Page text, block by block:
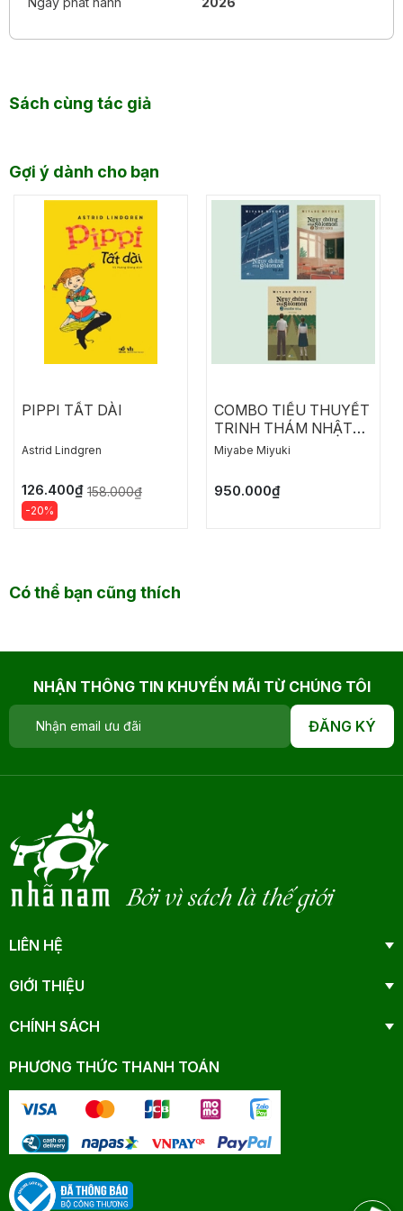
AI?
Người quan tâm tới ẩm thực nhưng muốn tìm hiểu
ngon.
Những người chuẩn bị học tập, làm việc hoặc du lịch
tại Nhật Bản, Hàn Quốc, Trung Quốc và Việt Nam.
Học sinh, sinh viên và phụ huynh đang tìm kiếm
những cuốn sách trực quan, dễ đọc và giàu kiến
thức văn hóa.
Người yêu thích sách minh họa đẹp, có thể đọc liền
mạch hoặc mở bất kỳ trang nào để khám phá.
Những ai tin rằng muốn hiểu một nền văn hóa, đôi khi
nên bắt đầu từ những điều giản dị nhất như một bữa
Bộ sách đặc biệt phù hợp với những độc giả thích học hỏi
thông qua những chi tiết đời thường, bởi nhiều khi lịch sử
và văn hóa không nằm trong những sự kiện lớn, mà hiện
diện ngay trên bàn ăn mỗi ngày.
Sách cùng tác giả
Gợi ý dành cho bạn
PIPPI TẤT DÀI
Astrid Lindgren
126.400₫ 158.000₫
-20%
COMBO TIỂU THUYẾT
TRINH THÁM NHẬT
BẢN: NGỤY CHỨNG
Miyabe Miyuki
950.000₫
Có thể bạn cũng thích
NHẬN THÔNG TIN KHUYẾN MÃI TỪ CHÚNG TÔI
ĐĂNG KÝ
Bởi vì sách là thế giới
LIÊN HỆ
GIỚI THIỆU
CHÍNH SÁCH
PHƯƠNG THỨC THANH TOÁN